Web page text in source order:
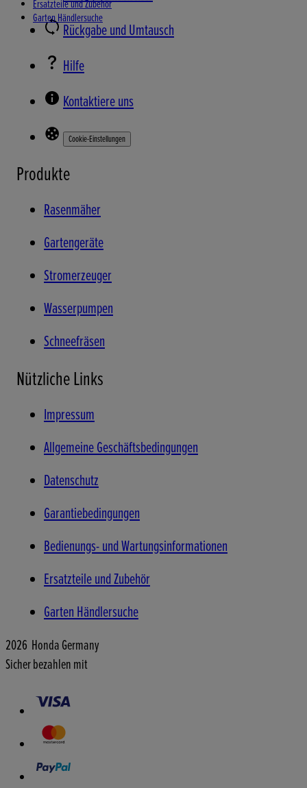
Ersatzteile und Zubehör
Garten Händlersuche
Rückgabe und Umtausch
Hilfe
Kontaktiere uns
Cookie-Einstellungen
Produkte
Rasenmäher
Gartengeräte
Stromerzeuger
Wasserpumpen
Schneefräsen
Nützliche Links
Impressum
Allgemeine Geschäftsbedingungen
Datenschutz
Garantiebedingungen
Bedienungs- und Wartungsinformationen
Ersatzteile und Zubehör
Garten Händlersuche
2026 Honda Germany
Sicher bezahlen mit